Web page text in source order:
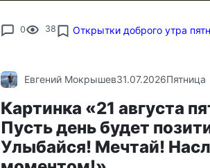
0 38 Открытки доброго утра
Евгений Мокрышев31.07.2026Пятница
Картинка «21 августа
Пусть день будет
Улыбайся! Мечтай!